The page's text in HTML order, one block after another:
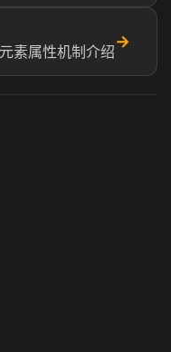
素属性机制介绍
→